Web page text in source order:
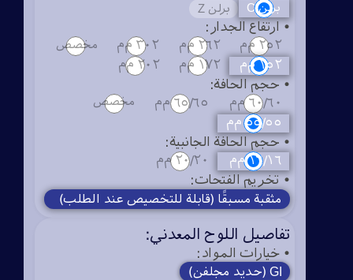
برلن Z C برلن
مخصص ٣٠٢ م‌م ٢٦٢ م‌م
٢٥٢ م‌م
٢٠٢ م‌م
١٧٢ م‌م ١٥٢ م‌م
• ارتفاع الجدار:
مخصص ٦٥/٦٥ م‌م
٦٠/٦٠ م‌م
٥٥/٥٥ م‌م
• حجم الحافة:
٢٠/٢٠ م‌م ١٦/١٦ م‌م
• حجم الحافة الجانبية:
مثقبة مسبقًا (قابلة للتخصيص عند الطلب)
• تخريم الفتحات:
تفاصيل اللوح المعدني:
GI (حديد مجلفن)
• خيارات المواد: